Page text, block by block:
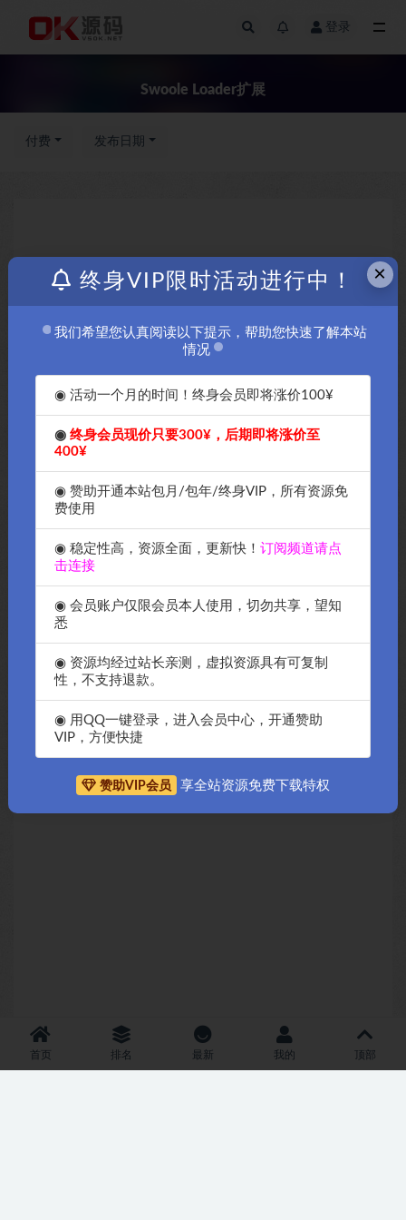
登录
Swoole Loader扩展
付费 发布日期
首页 排名 最新 我的 顶部
×
终身VIP限时活动进行中！
我们希望您认真阅读以下提示，帮助您快速了解本站
情况
◉ 活动一个月的时间！终身会员即将涨价100¥
◉终身会员现价只要300¥，后期即将涨价至
400¥
◉ 赞助开通本站包月/包年/终身VIP，所有资源免
费使用
◉ 稳定性高，资源全面，更新快！订阅频道请点
击连接
◉ 会员账户仅限会员本人使用，切勿共享，望知
悉
◉ 资源均经过站长亲测，虚拟资源具有可复制
性，不支持退款。
◉ 用QQ一键登录，进入会员中心，开通赞助
VIP，方便快捷
赞助VIP会员 享全站资源免费下载特权